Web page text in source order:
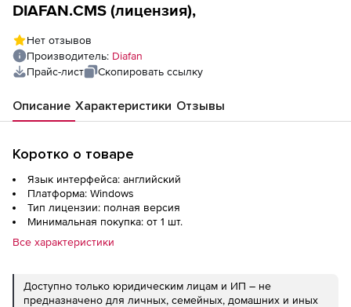
DIAFAN.CMS (лицензия),
Нет отзывов
Производитель: Diafan
Прайс-лист
Скопировать ссылку
Описание Характеристики Отзывы
Коротко о товаре
Язык интерфейса: английский
Платформа: Windows
Тип лицензии: полная версия
Минимальная покупка: от 1 шт.
Все характеристики
Доступно только юридическим лицам и ИП – не
предназначено для личных, семейных, домашних и иных